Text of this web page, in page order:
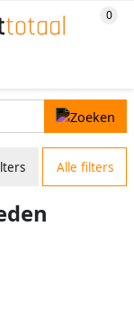
Alle filters